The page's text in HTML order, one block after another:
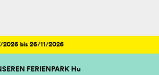
2026 bis 26/11/2026
FERIENPARK Hu